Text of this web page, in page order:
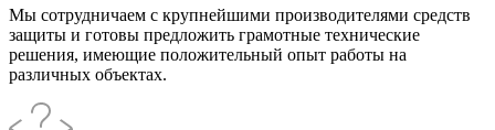
Мы сотрудничаем с крупнейшими производителями средств
защиты и готовы предложить грамотные технические
решения, имеющие положительный опыт работы на
различных объектах.